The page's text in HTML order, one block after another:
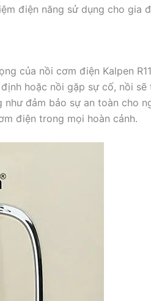
điện năng sử dụng cho gia
của nồi cơm điện Kalpen
hoặc nồi gặp sự cố, nồi
đảm bảo sự an toàn cho
điện trong mọi hoàn cảnh.